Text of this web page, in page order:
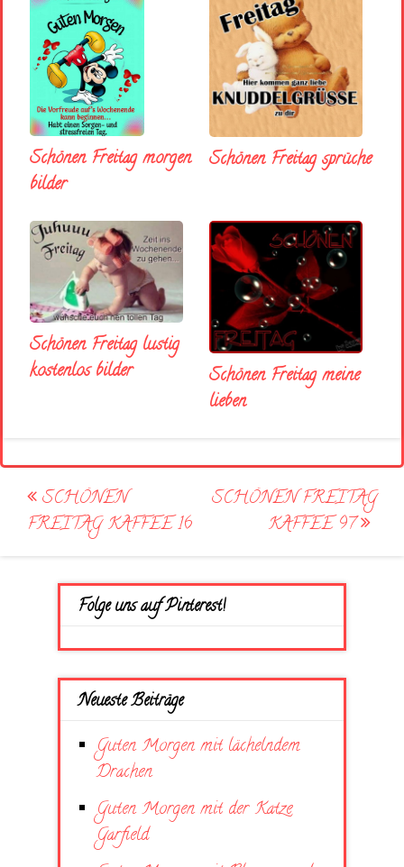
Schönen Freitag morgen
bilder
Schönen Freitag sprüche
Schönen Freitag lustig
kostenlos bilder
Schönen Freitag meine
lieben
Post
navigation
SCHÖNEN
FREITAG KAFFEE 16
SCHÖNEN FREITAG
KAFFEE 97
Folge uns auf Pinterest!
Neueste Beiträge
Guten Morgen mit lächelndem
Drachen
Guten Morgen mit der Katze
Garfield